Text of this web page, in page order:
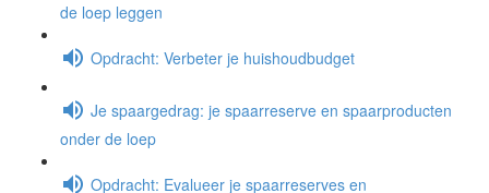
de loep leggen
Opdracht: Verbeter je huishoudbudget
Je spaargedrag: je spaarreserve en spaarproducten
onder de loep
Opdracht: Evalueer je spaarreserves en